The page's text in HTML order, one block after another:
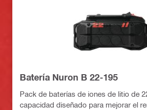
Batería Nuron B 22-195
Pack de baterías de iones de litio de
capacidad diseñado para mejorar el